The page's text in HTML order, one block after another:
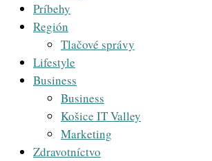
Príbehy
Región
Tlačové správy
Lifestyle
Business
Business
Košice IT Valley
Marketing
Zdravotníctvo